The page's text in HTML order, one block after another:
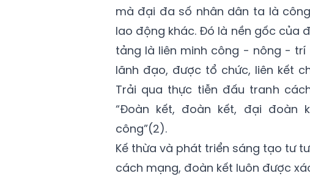
mà đại đa số nhân dân ta là
lao động khác. Đó là nền gốc của
tảng là liên minh công - nông -
lãnh đạo, được tổ chức, liên kết
Trải qua thực tiễn đấu tranh
“Đoàn kết, đoàn kết, đại đoàn
công”(2).
Kế thừa và phát triển sáng tạo tư
cách mạng, đoàn kết luôn được